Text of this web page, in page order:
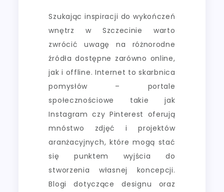
Szukając inspiracji do wykończeń
wnętrz w Szczecinie warto
zwrócić uwagę na różnorodne
źródła dostępne zarówno online,
jak i offline. Internet to skarbnica
pomysłów – portale
społecznościowe takie jak
Instagram czy Pinterest oferują
mnóstwo zdjęć i projektów
aranżacyjnych, które mogą stać
się punktem wyjścia do
stworzenia własnej koncepcji.
Blogi dotyczące designu oraz